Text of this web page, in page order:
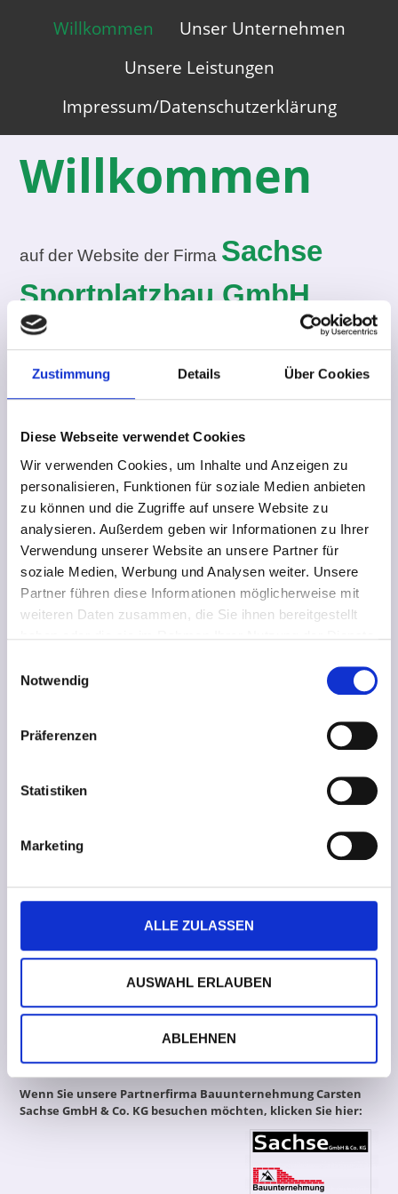
Zustimmung Details Über Cookies
Diese Webseite verwendet Cookies
Wir verwenden Cookies, um Inhalte und Anzeigen zu
personalisieren, Funktionen für soziale Medien anbieten
zu können und die Zugriffe auf unsere Website zu
analysieren. Außerdem geben wir Informationen zu Ihrer
Verwendung unserer Website an unsere Partner für
soziale Medien, Werbung und Analysen weiter. Unsere
Partner führen diese Informationen möglicherweise mit
weiteren Daten zusammen, die Sie ihnen bereitgestellt
Notwendig
Präferenzen
Statistiken
Marketing
ALLE ZULASSEN
AUSWAHL ERLAUBEN
ABLEHNEN
Primary
Menu
Willkommen
Unser Unternehmen
Unsere Leistungen
Impressum/Datenschutzerklärung
Willkommen
auf der Website der Firma Sachse
Sportplatzbau GmbH.
G. Sachse Sportplatzbau GmbH
Nordrhein-Westfalen
Tel: 02302/800395
Fax: 02302/89979
info@sachse-sportplatzbau.de
Unser mittelständisches Familienunternehmen
ist seit mehr als 50 Jahren erfolgreich im
Sprechen Sie uns an – wir beraten Sie gerne!
Wenn Sie unsere Partnerfirma Bauunternehmung Carsten
Sachse GmbH & Co. KG besuchen möchten, klicken Sie hier: